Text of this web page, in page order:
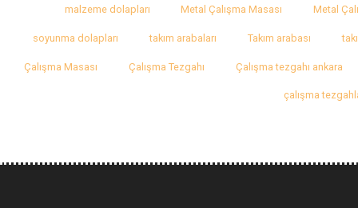
malzeme dolapları Metal Çalışma Masası Metal
soyunma dolapları takım arabaları Takım arabası
Çalışma Masası Çalışma Tezgahı Çalışma tezgahı ankara
çalışma